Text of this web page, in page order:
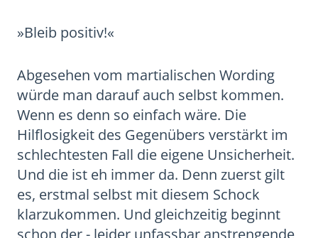
»Bleib positiv!«
Abgesehen vom martialischen Wording
würde man darauf auch selbst kommen.
Wenn es denn so einfach wäre. Die
Hilflosigkeit des Gegenübers verstärkt im
schlechtesten Fall die eigene Unsicherheit.
Und die ist eh immer da. Denn zuerst gilt
es, erstmal selbst mit diesem Schock
klarzukommen. Und gleichzeitig beginnt
schon der - leider unfassbar anstrengende